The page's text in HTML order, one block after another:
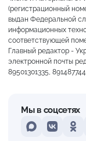
(регистрационный
выдан Федеральной
информационных
соответствующей
Главный редактор -
электронной почты
89501301335,
Мы в соцсетях
MAX